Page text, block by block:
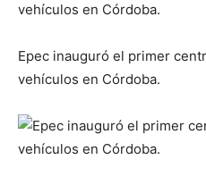
Epec inauguró el primer
vehículos en Córdoba.